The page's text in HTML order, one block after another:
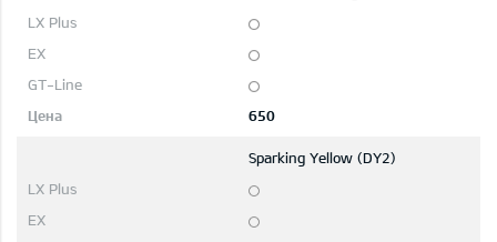
650
Sparking Yellow (DY2)